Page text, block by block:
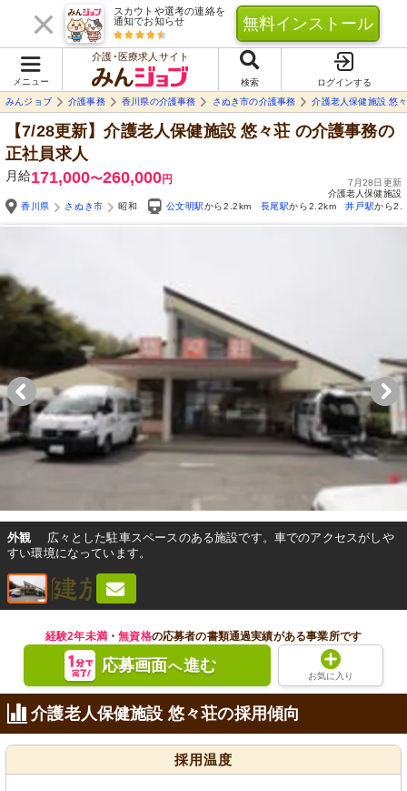
スカウトや選考の連絡を
通知でお知らせ
無料インストール
メニュー
介護･医療求人サイト
検索
ログインする
みんジョブ
介護事務 香川県の介護事務 さぬき市の介護事務 介護老人保健施設 悠
【7/28更新】介護老人保健施設 悠々荘 の介護事務の
正社員求人
月給171,000〜260,000円
7月28日更新
介護老人保健施設
香川県
さぬき市 昭和 公文明駅から2.2km 長尾駅から2.2km 井戸駅から
外観
広々とした駐車スペースのある施設です。車でのアクセスがしや
すい環境になっています。
経験2年未満・無資格の応募者の書類通過実績がある事業所です
応募画面へ進む
お気に入り
介護老人保健施設 悠々荘の採用傾向
採用温度